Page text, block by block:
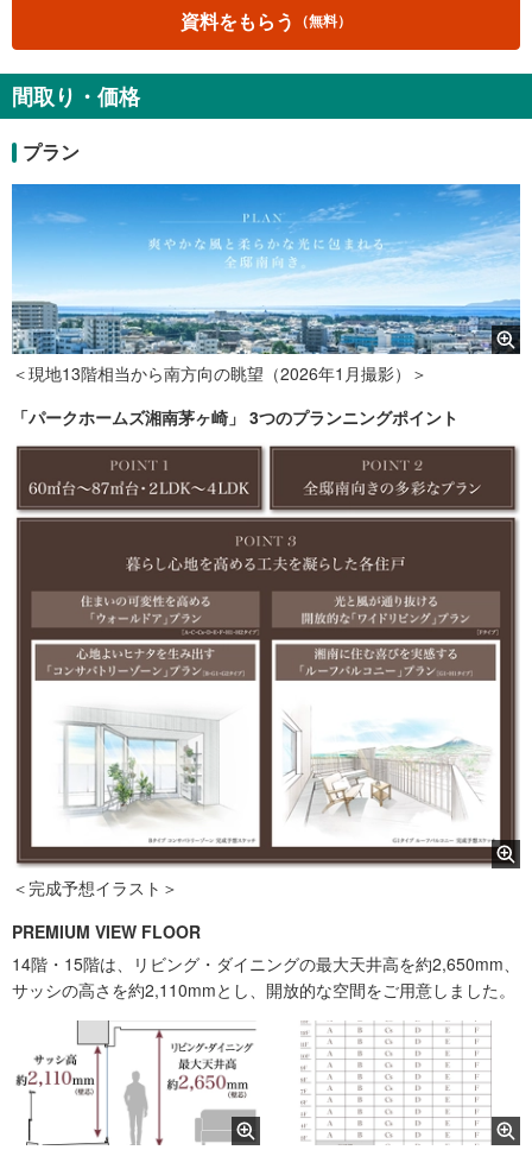
資料をもらう （無料）
間取り・価格
プラン
＜現地13階相当から南方向の眺望（2026年1月撮影）＞
「パークホームズ湘南茅ヶ崎」 3つのプランニングポイント
＜完成予想イラスト＞
PREMIUM VIEW FLOOR
14階・15階は、リビング・ダイニングの最大天井高を約2,650mm、
サッシの高さを約2,110mmとし、開放的な空間をご用意しました。